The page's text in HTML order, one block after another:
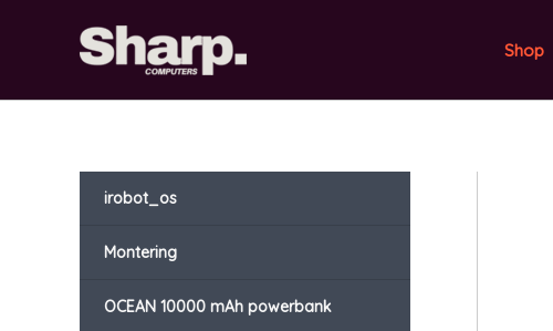
Shop
irobot_os
Montering
OCEAN 10000 mAh powerbank